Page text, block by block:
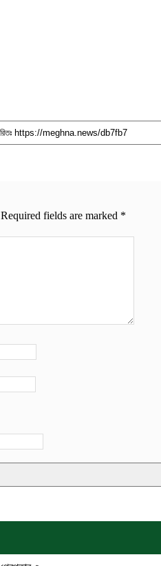
Required fields are marked *